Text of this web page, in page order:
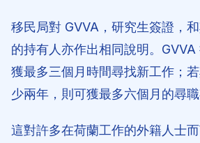
移民局對 GVVA，研究生簽證，
的持有人亦作出相同說明。
獲最多三個月時間尋找新工作；
少兩年，則可獲最多六個月的尋職
這對許多在荷蘭工作的外籍人士